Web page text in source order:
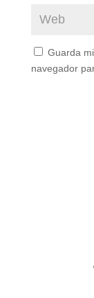
Guarda
navegador